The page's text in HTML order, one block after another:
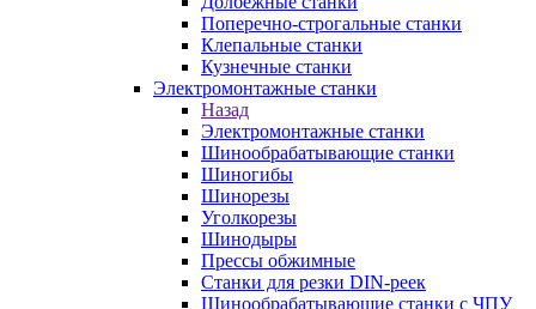
Поперечно-строгальные станки
Клепальные станки
Кузнечные станки
Электромонтажные станки
Назад
Электромонтажные станки
Шинообрабатывающие станки
Шиногибы
Шинорезы
Уголкорезы
Шинодыры
Прессы обжимные
Станки для резки DIN-реек
Шинообрабатывающие станки с ЧПУ